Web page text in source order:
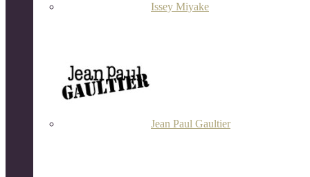
Issey Miyake
Jean Paul Gaultier